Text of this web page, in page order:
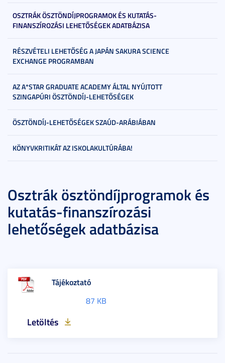
OSZTRÁK ÖSZTÖNDÍJPROGRAMOK ÉS KUTATÁS-
FINANSZÍROZÁSI LEHETŐSÉGEK ADATBÁZISA
RÉSZVÉTELI LEHETŐSÉG A JAPÁN SAKURA SCIENCE
EXCHANGE PROGRAMBAN
AZ A*STAR GRADUATE ACADEMY ÁLTAL NYÚJTOTT
SZINGAPÚRI ÖSZTÖNDÍJ-LEHETŐSÉGEK
ÖSZTÖNDÍJ-LEHETŐSÉGEK SZAÚD-ARÁBIÁBAN
KÖNYVKRITIKÁT AZ ISKOLAKULTÚRÁBA!
Osztrák ösztöndíjprogramok és
kutatás-finanszírozási
lehetőségek adatbázisa
Tájékoztató
87 KB
Letöltés